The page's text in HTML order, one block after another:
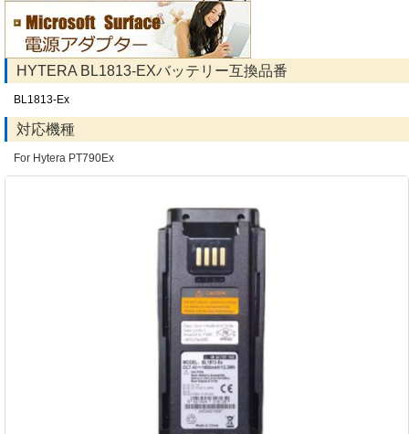
HYTERA BL1813-EXバッテリー互換品番
BL1813-Ex
対応機種
For Hytera PT790Ex